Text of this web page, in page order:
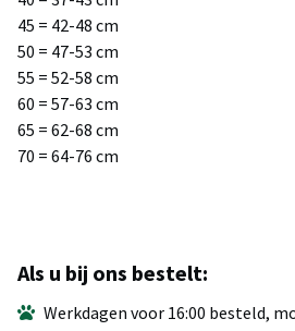
45 = 42-48 cm
50 = 47-53 cm
55 = 52-58 cm
60 = 57-63 cm
65 = 62-68 cm
70 = 64-76 cm
Als u bij ons bestelt:
Werkdagen voor 16:00 besteld,